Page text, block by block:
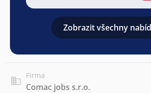
Zobrazit všechny
Firma
Comac jobs s.r.o.